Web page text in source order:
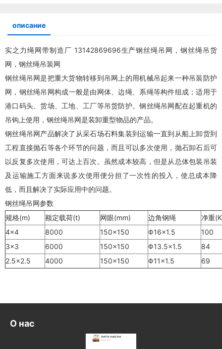
описание
实之力绳网带制造厂 13142869696生产钢丝绳吊网 ，钢丝绳吊货
网，钢丝绳吊装网
钢丝绳吊网是把重大货物转移到吊网 上的用机械吊起来一种吊装防护
网，钢丝绳吊网构成一般是由网体、边绳、系绳等构件组成；适用于
港口码头、货场、工地、工厂等吊货防护。钢丝绳吊网配在起重机的
吊钩上使用，钢丝绳吊网是装卸重型物品的产品。
钢丝绳吊网产品解决了从采石场石料集装到运输一直到从船上卸货到
工程直接抛石等各个环节的问题，而且可以多次使用，抛石卸石后可
以反复多次使用，可达上百次。虽然成本较高，但是从总体包装吊装
及运输施工方面来说多次使用便分担了一次性的投入，使总成本降
低，而且解决了实际应用中的问题。
钢丝绳吊网参数
规格(m)
额定载荷(t) 网眼(mm) 边角钢绳
净重
4×4
8000 150×150 Φ16×1.5
100
3×3
6000 150×150 Φ13.5×1.5
84
2.5×2.5
4000 150×150 Φ11×1.5 69
О нас